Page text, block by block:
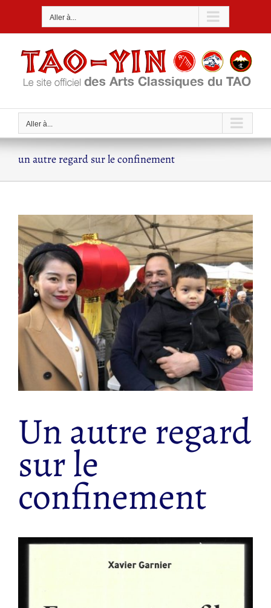
Aller à...
Aller à...
un autre regard sur le confinement
Voir
l'image
agrandie
Un autre regard
sur le
confinement